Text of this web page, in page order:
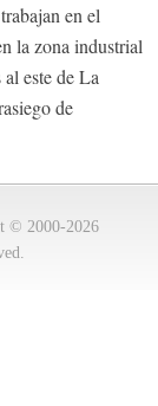
en el
la zona industrial
este de La
de
© 2000-2026